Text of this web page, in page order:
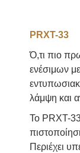
PRXT-33
Ό,τι πιο
ενέσιμων
λάμψη και
To PRXT-33
Περιέχει